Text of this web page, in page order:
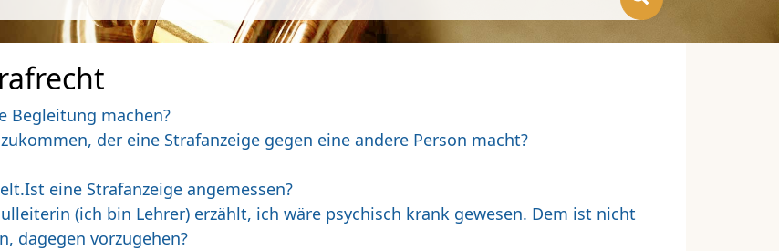
Begleitung machen?
der eine Strafanzeige gegen eine andere Person macht?
eine Strafanzeige angemessen?
(ich bin Lehrer) erzählt, ich wäre psychisch krank gewesen. Dem ist nicht
dagegen vorzugehen?